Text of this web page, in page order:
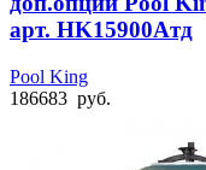
арт. HK15900Aтд
Pool King
186683 руб.